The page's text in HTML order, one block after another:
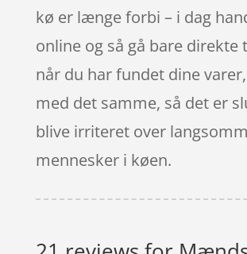
kø er længe forbi – i dag
online og så gå bare direkte
når du har fundet dine
med det samme, så det er
blive irriteret over
mennesker i køen.